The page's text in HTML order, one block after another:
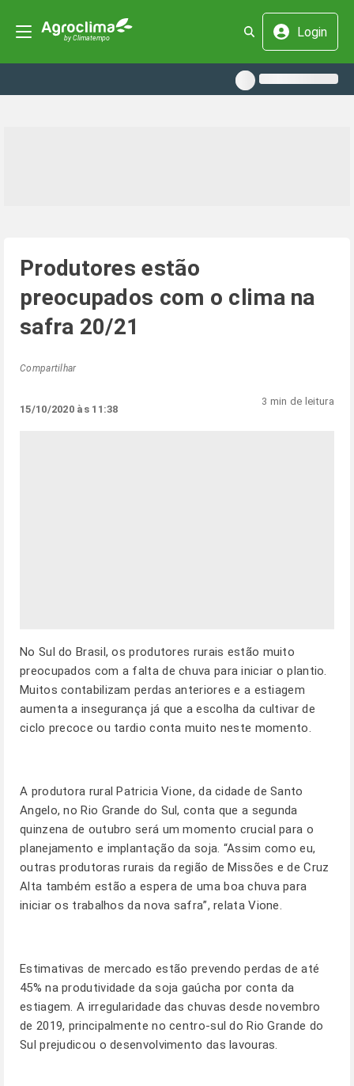
Login
Produtores estão
preocupados com o clima na
safra 20/21
Compartilhar
15/10/2020 às 11:38
3 min de leitura
No Sul do Brasil, os produtores rurais estão muito
preocupados com a falta de chuva para iniciar o plantio.
Muitos contabilizam perdas anteriores e a estiagem
aumenta a insegurança já que a escolha da cultivar de
ciclo precoce ou tardio conta muito neste momento.
A produtora rural Patricia Vione, da cidade de Santo
Angelo, no Rio Grande do Sul, conta que a segunda
quinzena de outubro será um momento crucial para o
planejamento e implantação da soja. “Assim como eu,
outras produtoras rurais da região de Missões e de Cruz
Alta também estão a espera de uma boa chuva para
iniciar os trabalhos da nova safra”, relata Vione.
Estimativas de mercado estão prevendo perdas de até
45% na produtividade da soja gaúcha por conta da
estiagem. A irregularidade das chuvas desde novembro
de 2019, principalmente no centro-sul do Rio Grande do
Sul prejudicou o desenvolvimento das lavouras.